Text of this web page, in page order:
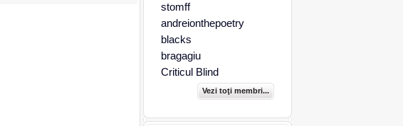
stomff
andreionthepoetry
blacks
bragagiu
Criticul Blind
Vezi toţi membri...